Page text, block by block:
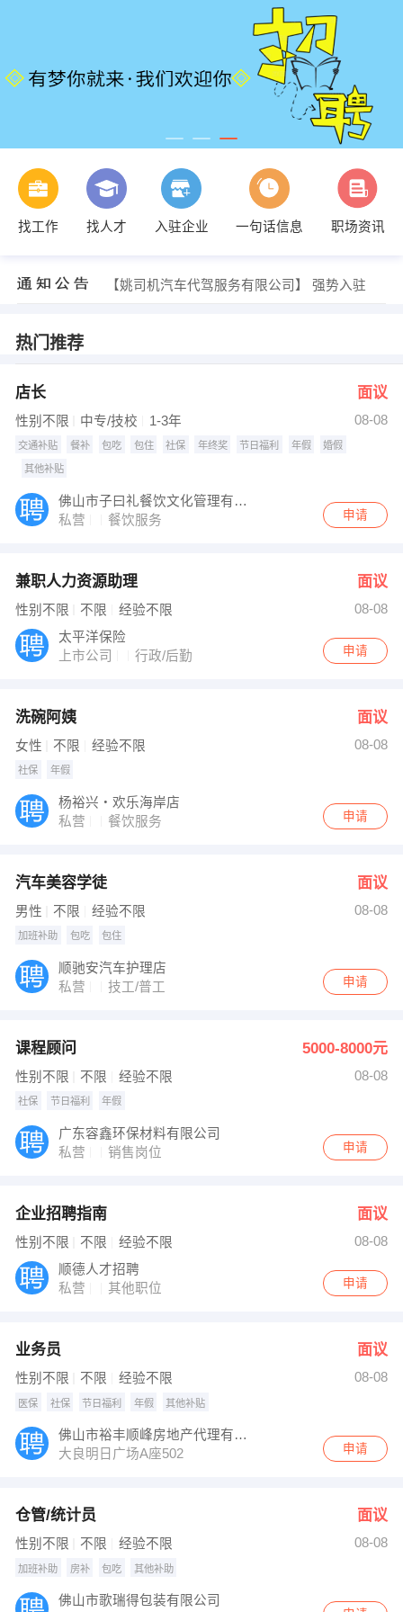
找工作 找人才 入驻企业 一句话信息 职场资讯
发布 [课程顾问 ] 招聘信息
【大良广域大厦 兆业地产】 强势入驻
【姚司机汽车代驾服务有限公司】 强势入驻
热门推荐
店长 面议
性别不限 中专/技校 1-3年 08-08
交通补贴 餐补 包吃 包住 社保 年终奖 节日福利 年假 婚假
其他补贴
佛山市子曰礼餐饮文化管理有限公司
私营
餐饮服务 申请
兼职人力资源助理 面议
性别不限 不限 经验不限
08-08
太平洋保险
上市公司
行政/后勤 申请
洗碗阿姨 面议
女性 不限 经验不限 08-08
社保 年假
杨裕兴・欢乐海岸店
私营
餐饮服务 申请
汽车美容学徒 面议
男性 不限 经验不限 08-08
加班补助 包吃 包住
顺驰安汽车护理店
私营
技工/普工 申请
课程顾问 5000-8000元
性别不限 不限 经验不限 08-08
社保 节日福利 年假
广东容鑫环保材料有限公司
私营
销售岗位 申请
企业招聘指南 面议
性别不限 不限 经验不限
08-08
顺德人才招聘
私营
其他职位 申请
业务员 面议
性别不限 不限 经验不限 08-08
医保 社保 节日福利 年假 其他补贴
佛山市裕丰顺峰房地产代理有限公司大良天翼分公司
大良明日广场A座502
申请
仓管/统计员 面议
性别不限 不限 经验不限 08-08
加班补助 房补 包吃 其他补助
佛山市歌瑞得包装有限公司